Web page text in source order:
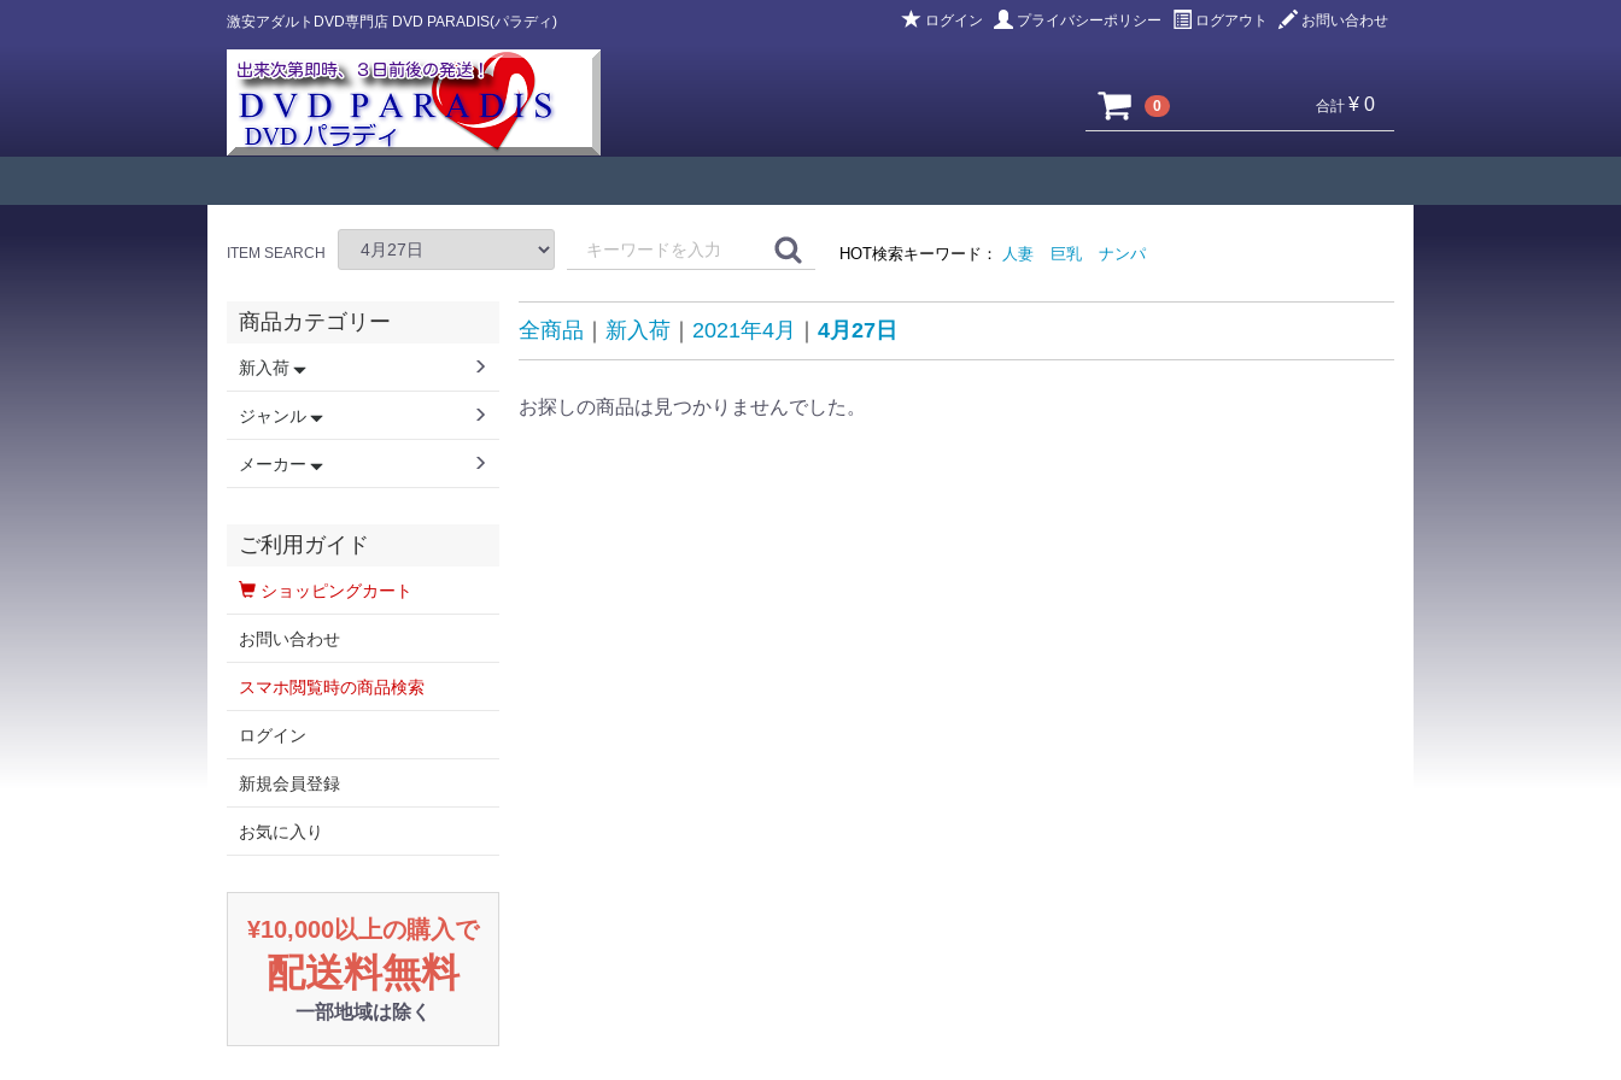
激安アダルトDVD専門店 DVD PARADIS(パラディ) ログイン プライバシーポリシー ログアウト お問い合わせ
0 合計 ¥ 0
ITEM SEARCH HOT検索キーワード： 人妻 巨乳 ナンパ
全商品 新入荷 2021年4月 4月27日
お探しの商品は見つかりませんでした。
商品カテゴリー
新入荷
ジャンル
メーカー
ご利用ガイド
ショッピングカート
お問い合わせ
スマホ閲覧時の商品検索
ログイン
新規会員登録
お気に入り
¥10,000以上の購入で
配送料無料
一部地域は除く